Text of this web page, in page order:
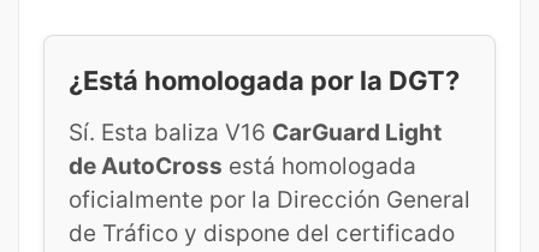
¿Está homologada por la DGT?
Sí. Esta baliza V16 CarGuard Light
de AutoCross está homologada
oficialmente por la Dirección General
de Tráfico y dispone del certificado